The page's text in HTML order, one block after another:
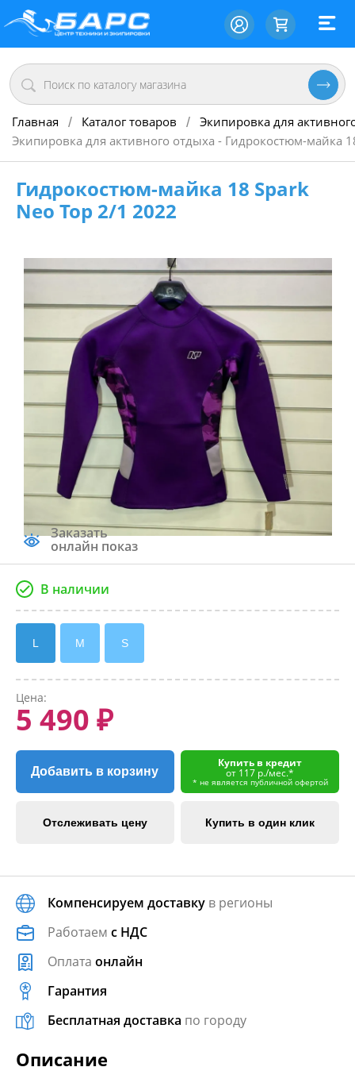
Главная / Каталог товаров / Экипировка для
Экипировка для активного отдыха - Гидрокостюм-майка
Гидрокостюм-майка 18 Spark
Neo Top 2/1 2022
Заказать
онлайн показ
В наличии
L M S
Цена:
5 490 ₽
Добавить в корзину
Купить в кредит
от 117 р./мес.*
* не является публичной офертой
Отслеживать цену Купить в один клик
Компенсируем доставку в регионы
Работаем с НДС
Оплата онлайн
Гарантия
Бесплатная доставка по городу
Описание